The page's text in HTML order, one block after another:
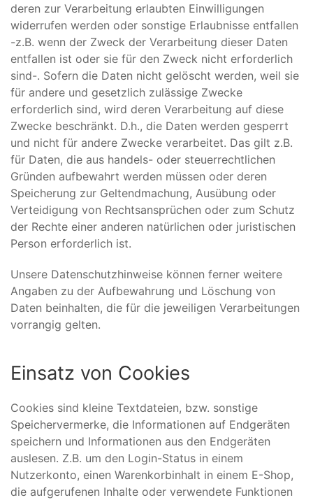
deren zur Verarbeitung erlaubten Einwilligungen
widerrufen werden oder sonstige Erlaubnisse entfallen
-z.B. wenn der Zweck der Verarbeitung dieser Daten
entfallen ist oder sie für den Zweck nicht erforderlich
sind-. Sofern die Daten nicht gelöscht werden, weil sie
für andere und gesetzlich zulässige Zwecke
erforderlich sind, wird deren Verarbeitung auf diese
Zwecke beschränkt. D.h., die Daten werden gesperrt
und nicht für andere Zwecke verarbeitet. Das gilt z.B.
für Daten, die aus handels- oder steuerrechtlichen
Gründen aufbewahrt werden müssen oder deren
Speicherung zur Geltendmachung, Ausübung oder
Verteidigung von Rechtsansprüchen oder zum Schutz
der Rechte einer anderen natürlichen oder juristischen
Person erforderlich ist.
Unsere Datenschutzhinweise können ferner weitere
Angaben zu der Aufbewahrung und Löschung von
Daten beinhalten, die für die jeweiligen Verarbeitungen
vorrangig gelten.
Einsatz von Cookies
Cookies sind kleine Textdateien, bzw. sonstige
Speichervermerke, die Informationen auf Endgeräten
speichern und Informationen aus den Endgeräten
auslesen. Z.B. um den Login-Status in einem
Nutzerkonto, einen Warenkorbinhalt in einem E-Shop,
die aufgerufenen Inhalte oder verwendete Funktionen